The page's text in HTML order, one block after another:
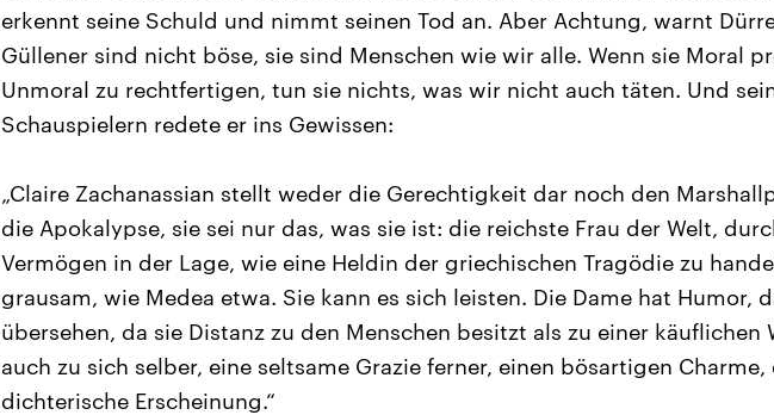
erkennt seine Schuld und nimmt seinen Tod an. Aber Achtung, warnt
Güllener sind nicht böse, sie sind Menschen wie wir alle. Wenn sie Moral
Unmoral zu rechtfertigen, tun sie nichts, was wir nicht auch täten. Und
Schauspielern redete er ins Gewissen:
„Claire Zachanassian stellt weder die Gerechtigkeit dar noch den
die Apokalypse, sie sei nur das, was sie ist: die reichste Frau der Welt,
Vermögen in der Lage, wie eine Heldin der griechischen Tragödie zu
grausam, wie Medea etwa. Sie kann es sich leisten. Die Dame hat Humor,
übersehen, da sie Distanz zu den Menschen besitzt als zu einer käuflichen
auch zu sich selber, eine seltsame Grazie ferner, einen bösartigen Charme,
dichterische Erscheinung.“